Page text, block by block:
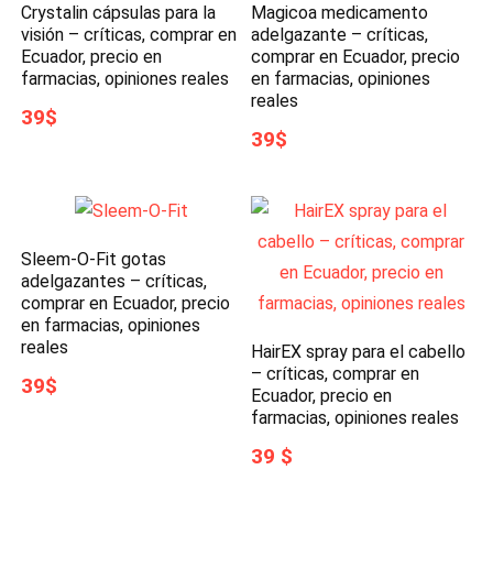
Crystalin cápsulas para la
visión – críticas, comprar en
Ecuador, precio en
farmacias, opiniones reales
39$
Magicoa medicamento
adelgazante – críticas,
comprar en Ecuador, precio
en farmacias, opiniones
reales
39$
Sleem-O-Fit gotas
adelgazantes – críticas,
comprar en Ecuador, precio
en farmacias, opiniones
reales
39$
HairEX spray para el cabello
– críticas, comprar en
Ecuador, precio en
farmacias, opiniones reales
39 $